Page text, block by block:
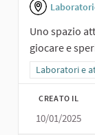
Uno spazio
giocare e
Filtra i
Laboratori e
CREATO IL
10/01/2025